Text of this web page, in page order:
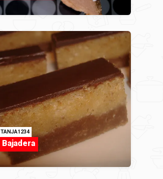
TANJA1234
Bajadera